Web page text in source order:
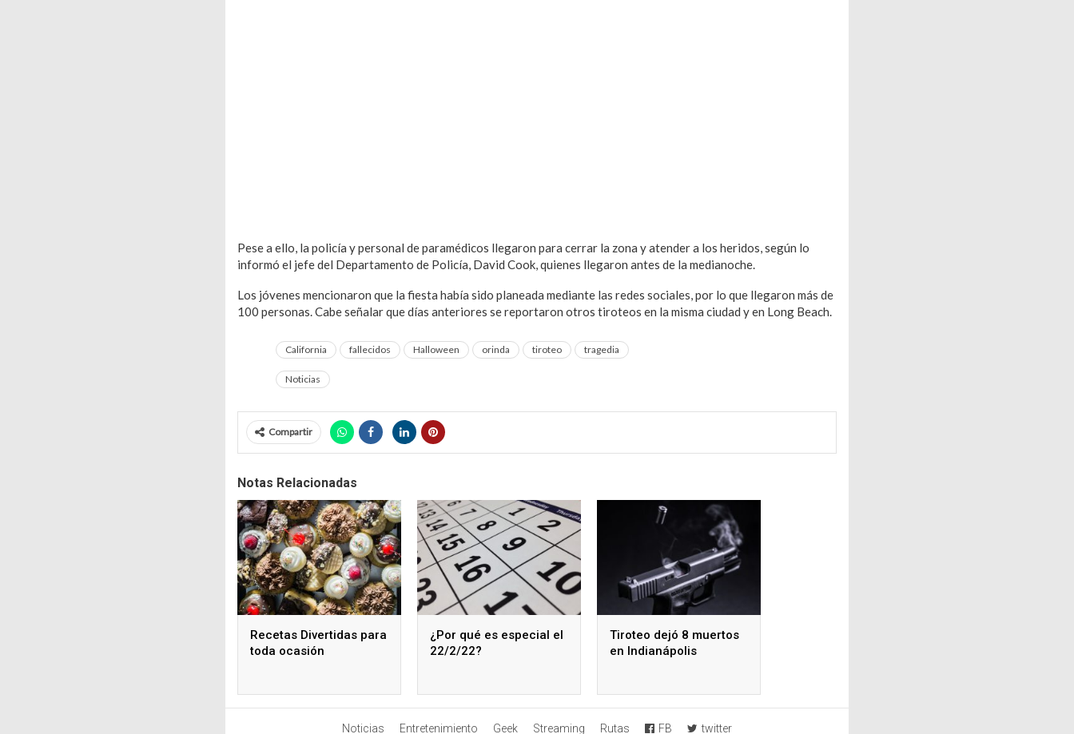
Pese a ello, la policía y personal de paramédicos llegaron para cerrar la zona y atender a los heridos, según lo
informó el jefe del Departamento de Policía, David Cook, quienes llegaron antes de la medianoche.
Los jóvenes mencionaron que la fiesta había sido planeada mediante las redes sociales, por lo que llegaron más de
100 personas. Cabe señalar que días anteriores se reportaron otros tiroteos en la misma ciudad y en Long Beach.
California fallecidos Halloween orinda tiroteo tragedia
Noticias
Compartir
Notas Relacionadas
Recetas Divertidas para
toda ocasión
¿Por qué es especial el
22/2/22?
Tiroteo dejó 8 muertos
en Indianápolis
Noticias Entretenimiento Geek Streaming Rutas FB twitter